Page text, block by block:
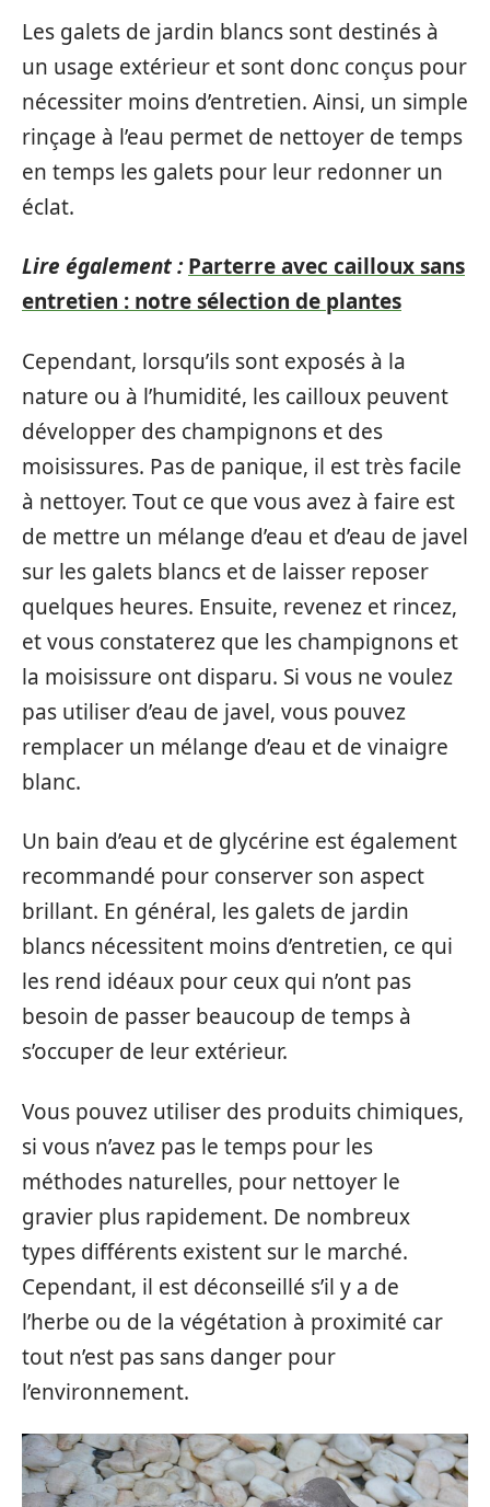
Les galets de jardin blancs sont destinés à
un usage extérieur et sont donc conçus pour
nécessiter moins d’entretien. Ainsi, un simple
rinçage à l’eau permet de nettoyer de temps
en temps les galets pour leur redonner un
éclat.
Lire également : Parterre avec cailloux sans
entretien : notre sélection de plantes
Cependant, lorsqu’ils sont exposés à la
nature ou à l’humidité, les cailloux peuvent
développer des champignons et des
moisissures. Pas de panique, il est très facile
à nettoyer. Tout ce que vous avez à faire est
de mettre un mélange d’eau et d’eau de javel
sur les galets blancs et de laisser reposer
quelques heures. Ensuite, revenez et rincez,
et vous constaterez que les champignons et
la moisissure ont disparu. Si vous ne voulez
pas utiliser d’eau de javel, vous pouvez
remplacer un mélange d’eau et de vinaigre
blanc.
Un bain d’eau et de glycérine est également
recommandé pour conserver son aspect
brillant. En général, les galets de jardin
blancs nécessitent moins d’entretien, ce qui
les rend idéaux pour ceux qui n’ont pas
besoin de passer beaucoup de temps à
s’occuper de leur extérieur.
Vous pouvez utiliser des produits chimiques,
si vous n’avez pas le temps pour les
méthodes naturelles, pour nettoyer le
gravier plus rapidement. De nombreux
types différents existent sur le marché.
Cependant, il est déconseillé s’il y a de
l’herbe ou de la végétation à proximité car
tout n’est pas sans danger pour
l’environnement.